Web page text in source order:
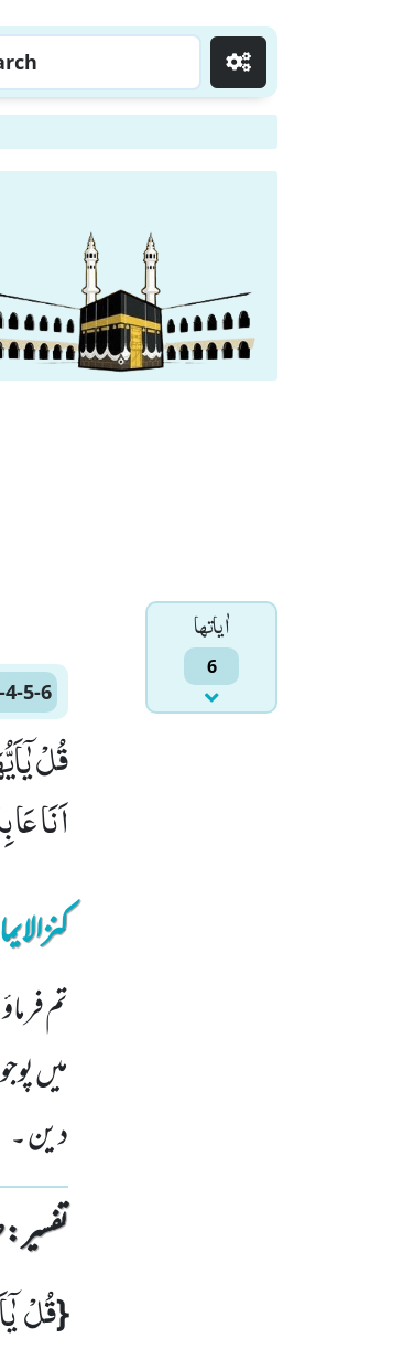
اٰياتها
6
4-5-6
اَنَا عَابِدٌ مَّا عَبَدْتُّمْۙ
تم
میں
دین ۔
تفسیر : ‎صراط الجنان
{قُلْ